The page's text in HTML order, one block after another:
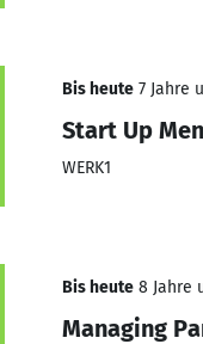
Bis heute 7 Jahre
Start Up
WERK1
Bis heute 8 Jahre
Managing